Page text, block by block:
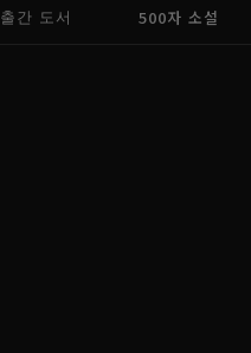
출간 도서 500자 소설